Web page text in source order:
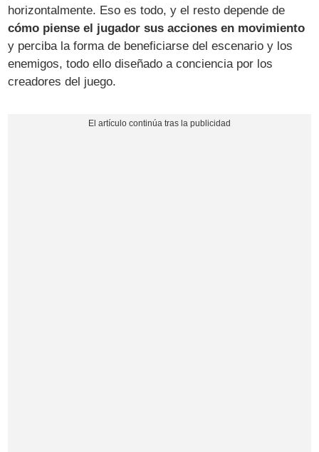
horizontalmente. Eso es todo, y el resto depende de
cómo piense el jugador sus acciones en movimiento
y perciba la forma de beneficiarse del escenario y los
enemigos, todo ello diseñado a conciencia por los
creadores del juego.